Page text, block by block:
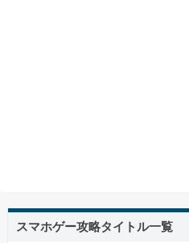
スマホゲー攻略タイトル一覧